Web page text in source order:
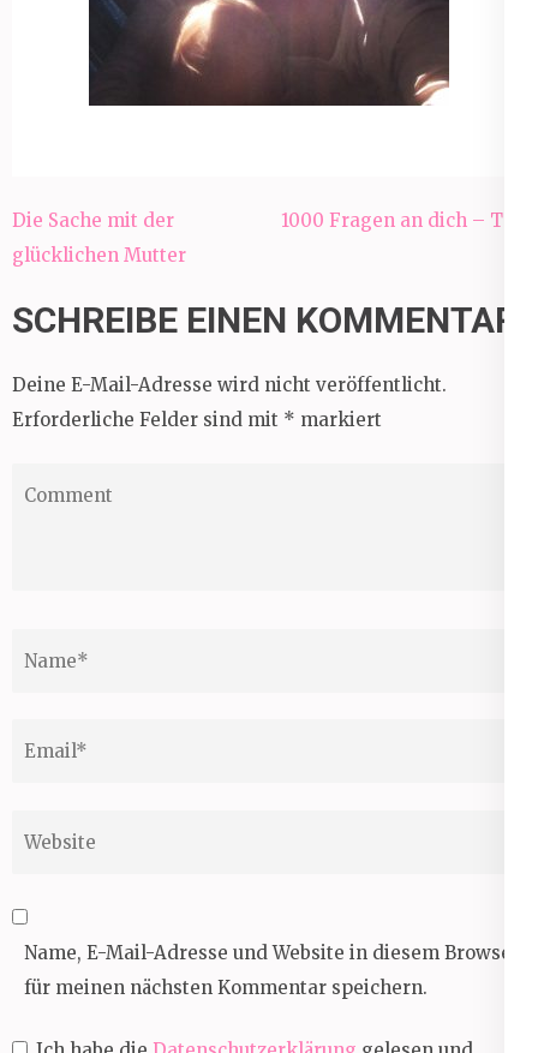
Beitragsnavigation
Die Sache mit der
glücklichen Mutter
1000 Fragen an dich – Teil
SCHREIBE EINEN KOMMENTAR
Deine E-Mail-Adresse wird nicht veröffentlicht.
Erforderliche Felder sind mit * markiert
Name, E-Mail-Adresse und Website in diesem Browser
für meinen nächsten Kommentar speichern.